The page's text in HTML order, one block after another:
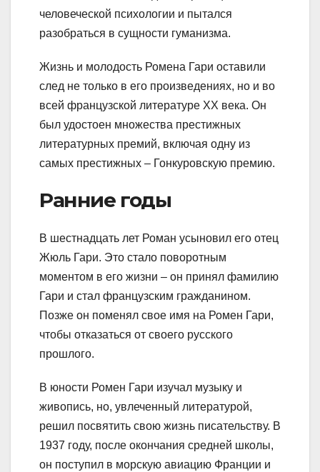
человеческой психологии и пытался
разобраться в сущности гуманизма.
Жизнь и молодость Ромена Гари оставили
след не только в его произведениях, но и во
всей французской литературе XX века. Он
был удостоен множества престижных
литературных премий, включая одну из
самых престижных – Гонкуровскую премию.
Ранние годы
В шестнадцать лет Роман усыновил его отец
Жюль Гари. Это стало поворотным
моментом в его жизни – он принял фамилию
Гари и стал французским гражданином.
Позже он поменял свое имя на Ромен Гари,
чтобы отказаться от своего русского
прошлого.
В юности Ромен Гари изучал музыку и
живопись, но, увлеченный литературой,
решил посвятить свою жизнь писательству. В
1937 году, после окончания средней школы,
он поступил в морскую авиацию Франции и